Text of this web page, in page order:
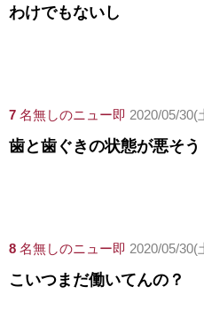
わけでもないし
7 名無しのニュー即 2020/05/30(
歯と歯ぐきの状態が悪そう
8 名無しのニュー即 2020/05/30(
こいつまだ働いてんの？